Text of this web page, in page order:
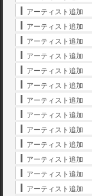
アーティスト追加
アーティスト追加
アーティスト追加
アーティスト追加
アーティスト追加
アーティスト追加
アーティスト追加
アーティスト追加
アーティスト追加
アーティスト追加
アーティスト追加
アーティスト追加
アーティスト追加